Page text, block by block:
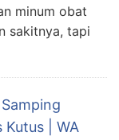
minum obat
sakitnya, tapi
Kutus | WA